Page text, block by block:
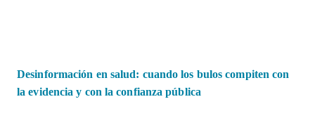
Desinformación en salud: cuando los bulos compiten con
la evidencia y con la confianza pública